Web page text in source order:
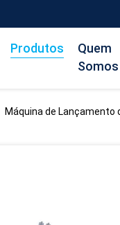
Produtos
Quem
Somos
Máquina de Lançamento